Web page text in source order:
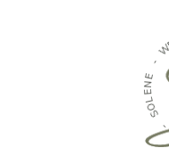
-
-
S
O
L
E
E